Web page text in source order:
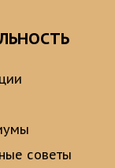
советы